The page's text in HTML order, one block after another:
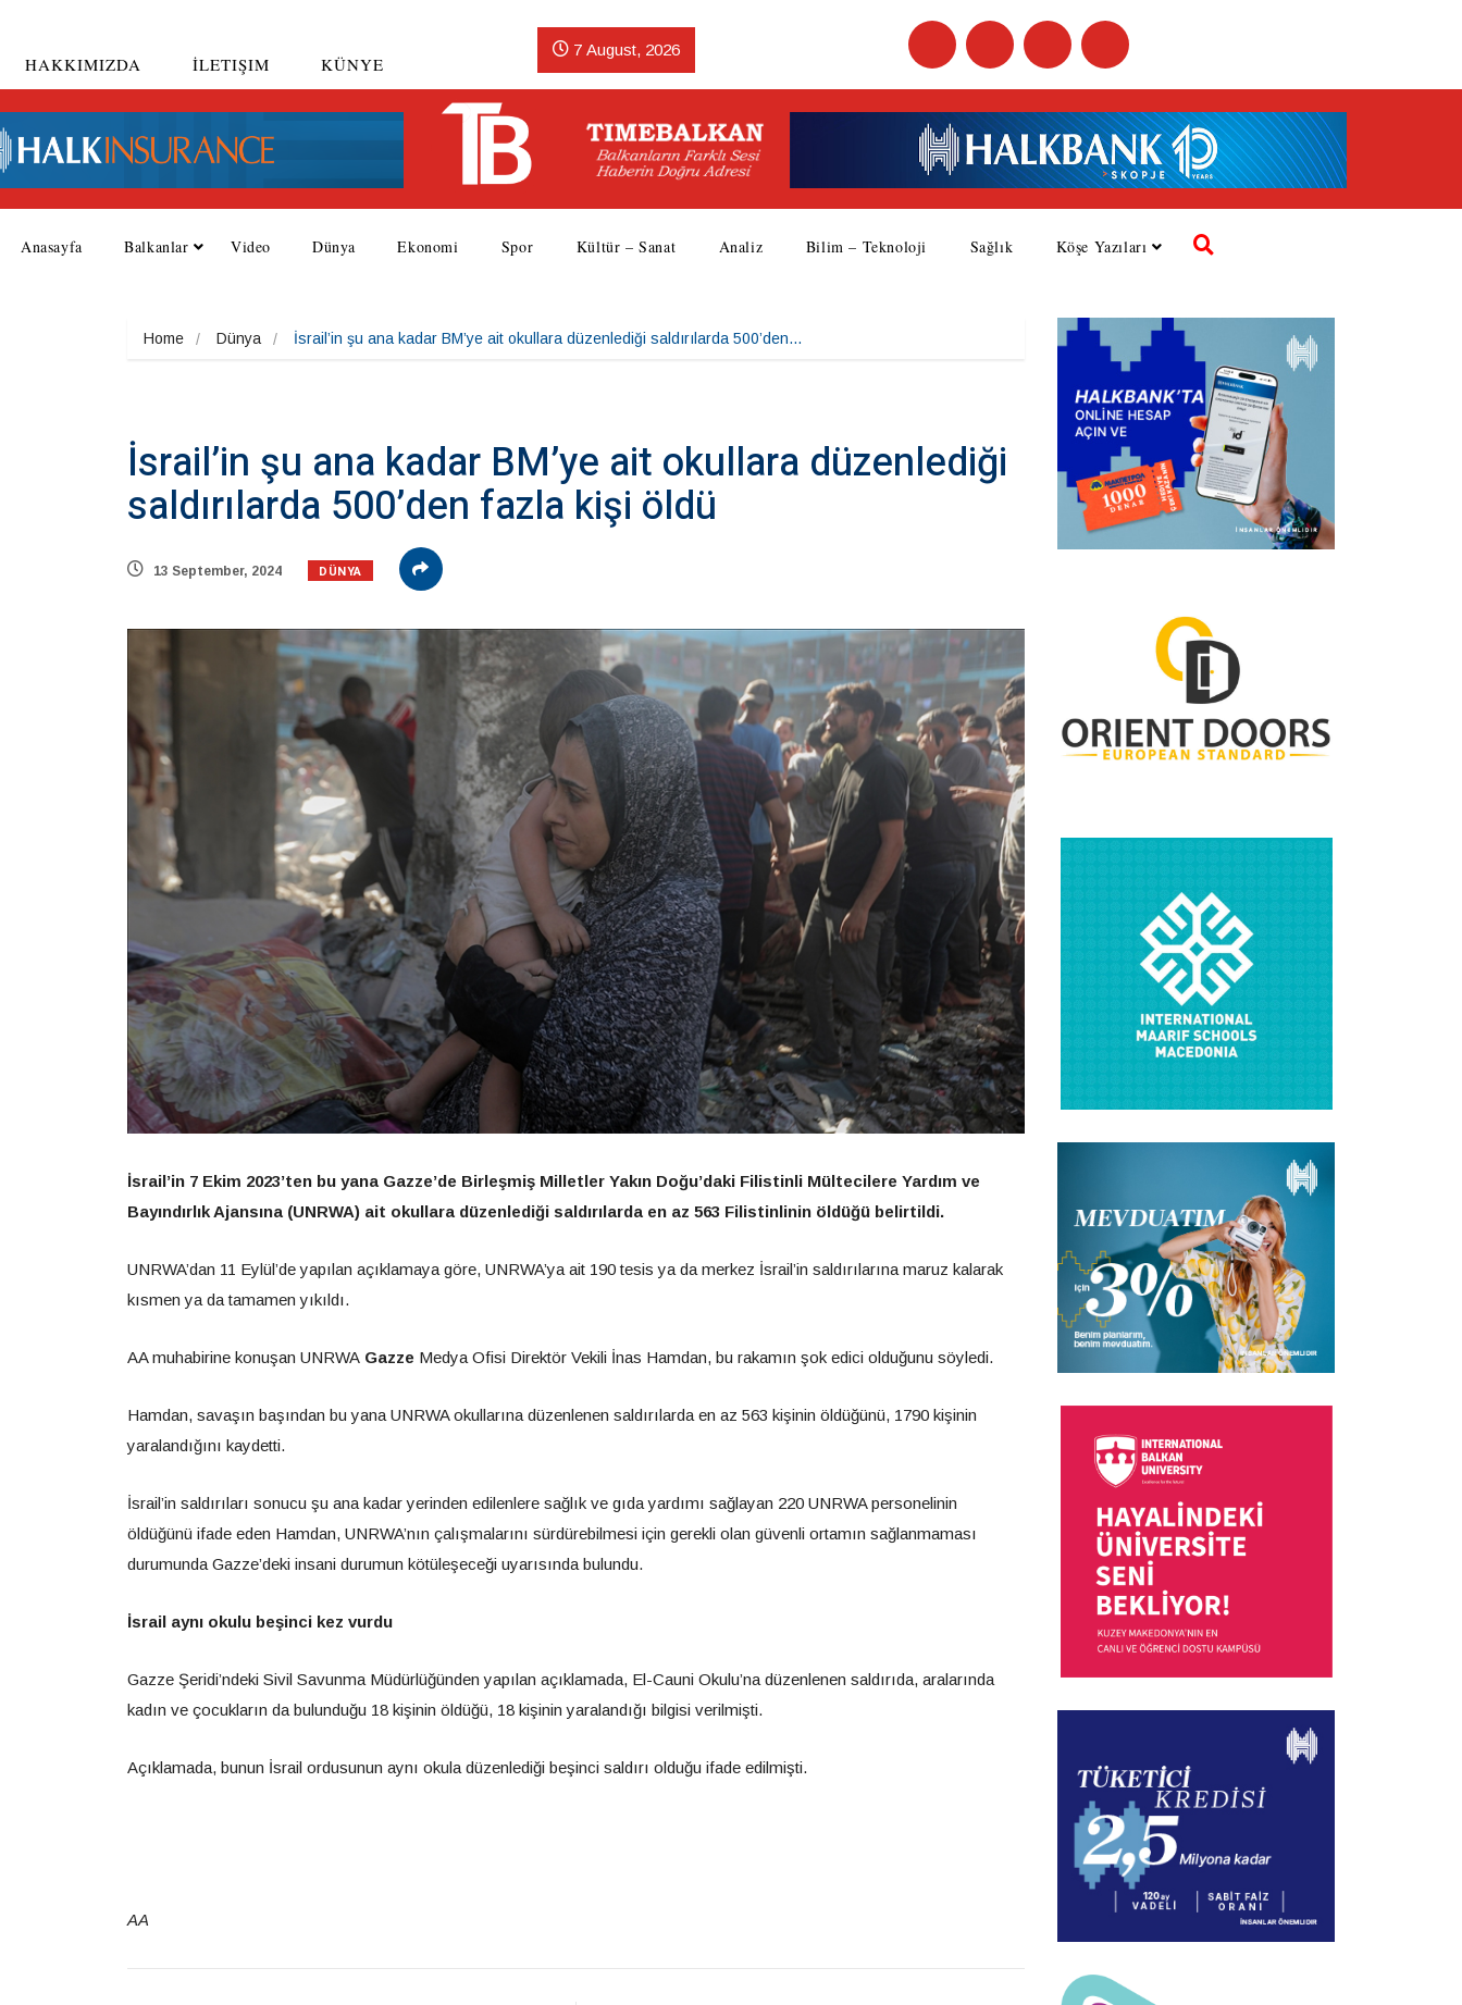
HAKKIMIZDA İLETIŞIM KÜNYE
7 August, 2026
Anasayfa Balkanlar Video Dünya Ekonomi Spor Kültür – Sanat Analiz Bilim – Teknoloji Sağlık Köşe Yazıları
Home Dünya İsrail’in şu ana kadar BM’ye ait okullara düzenlediği saldırılarda 500’den…
İsrail’in şu ana kadar BM’ye ait okullara düzenlediği
saldırılarda 500’den fazla kişi öldü
13 September, 2024 DÜNYA
İsrail’in 7 Ekim 2023’ten bu yana Gazze’de Birleşmiş Milletler Yakın Doğu’daki Filistinli Mültecilere Yardım ve
Bayındırlık Ajansına (UNRWA) ait okullara düzenlediği saldırılarda en az 563 Filistinlinin öldüğü belirtildi.
UNRWA’dan 11 Eylül’de yapılan açıklamaya göre, UNRWA’ya ait 190 tesis ya da merkez İsrail’in saldırılarına maruz kalarak
kısmen ya da tamamen yıkıldı.
AA muhabirine konuşan UNRWA Gazze Medya Ofisi Direktör Vekili İnas Hamdan, bu rakamın şok edici olduğunu söyledi.
Hamdan, savaşın başından bu yana UNRWA okullarına düzenlenen saldırılarda en az 563 kişinin öldüğünü, 1790 kişinin
yaralandığını kaydetti.
İsrail’in saldırıları sonucu şu ana kadar yerinden edilenlere sağlık ve gıda yardımı sağlayan 220 UNRWA personelinin
öldüğünü ifade eden Hamdan, UNRWA’nın çalışmalarını sürdürebilmesi için gerekli olan güvenli ortamın sağlanmaması
durumunda Gazze’deki insani durumun kötüleşeceği uyarısında bulundu.
İsrail aynı okulu beşinci kez vurdu
Gazze Şeridi’ndeki Sivil Savunma Müdürlüğünden yapılan açıklamada, El-Cauni Okulu’na düzenlenen saldırıda, aralarında
kadın ve çocukların da bulunduğu 18 kişinin öldüğü, 18 kişinin yaralandığı bilgisi verilmişti.
Açıklamada, bunun İsrail ordusunun aynı okula düzenlediği beşinci saldırı olduğu ifade edilmişti.
AA